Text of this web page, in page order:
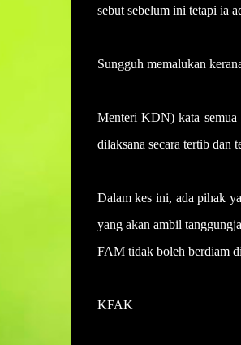
sebut sebelum ini tetapi ia
Sungguh memalukan
Menteri KDN) kata semua
dilaksana secara tertib dan
Dalam kes ini, ada pihak
yang akan ambil
FAM tidak boleh berdiam
KFAK